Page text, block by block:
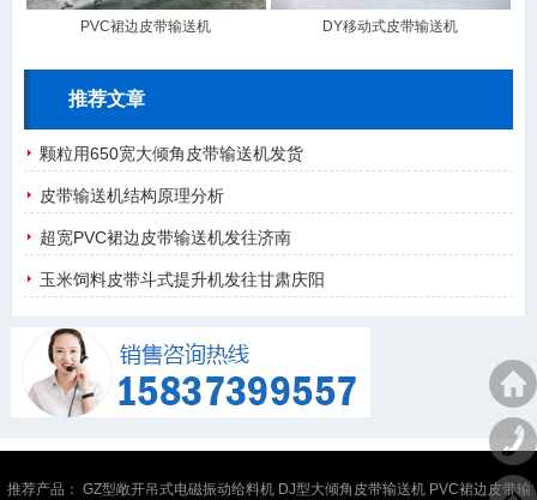
PVC裙边皮带输送机 DY移动式皮带输送机
推荐文章
颗粒用650宽大倾角皮带输送机发货
皮带输送机结构原理分析
超宽PVC裙边皮带输送机发往济南
玉米饲料皮带斗式提升机发往甘肃庆阳
推荐产品： GZ型敞开吊式电磁振动给料机 DJ型大倾角皮带输送机 PVC裙边皮带输